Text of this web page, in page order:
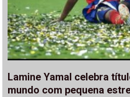
Lamine Yamal celebra
mundo com pequena